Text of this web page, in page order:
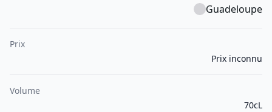
Guadeloupe
Prix
Prix inconnu
Volume
70cL